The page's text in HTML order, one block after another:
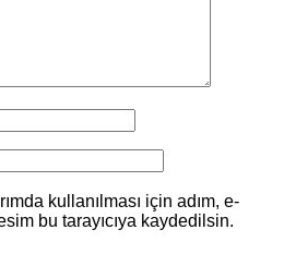
kullanılması için adım, e-
bu tarayıcıya kaydedilsin.